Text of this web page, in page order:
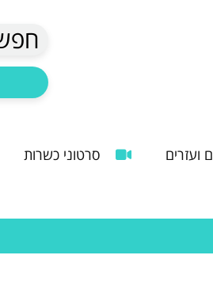
חפש באתר
ועזרים סרטוני כשרות